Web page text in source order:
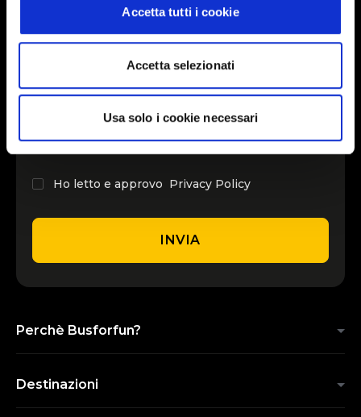
Accetta tutti i cookie
Accetta selezionati
Usa solo i cookie necessari
INSERISCI IL TUO NOME
Ho letto e approvo Privacy Policy
INVIA
Perchè Busforfun?
Destinazioni